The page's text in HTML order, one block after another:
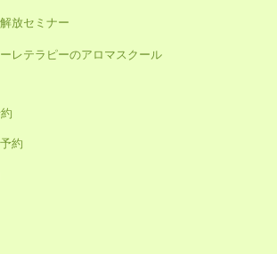
放セミナー
ーレテラピーのアロマスクール
約